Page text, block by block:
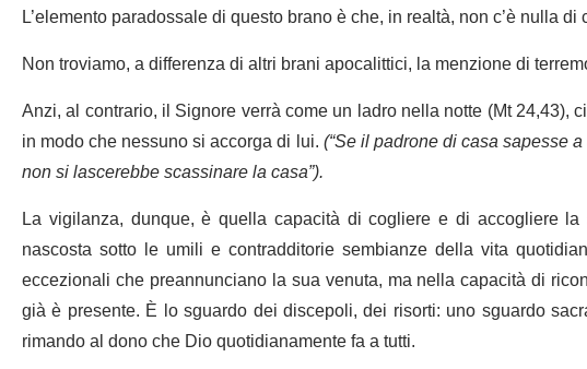
L’elemento paradossale di questo brano è che, in realtà, non c’è nulla
Non troviamo, a differenza di altri brani apocalittici, la menzione di
Anzi, al contrario, il Signore verrà come un ladro nella notte (Mt 24,43),
in modo che nessuno si accorga di lui.(“Se il padrone di casa sapesse
non si lascerebbe scassinare la casa”).
La vigilanza, dunque, è quella capacità di cogliere e di accogliere
nascosta sotto le umili e contradditorie sembianze della vita
eccezionali che preannunciano la sua venuta, ma nella capacità di
già è presente. È lo sguardo dei discepoli, dei risorti: uno sguardo
rimando al dono che Dio quotidianamente fa a tutti.